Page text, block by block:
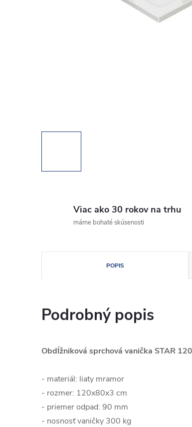
Viac ako 30 rokov na trhu
máme bohaté skúsenosti
POPIS
Podrobný popis
Obdĺžniková sprchová vanička STAR
- materiál: liaty mramor
- rozmer: 120x80x3 cm
- priemer odpad: 90 mm
- nosnosť vaničky 300 kg